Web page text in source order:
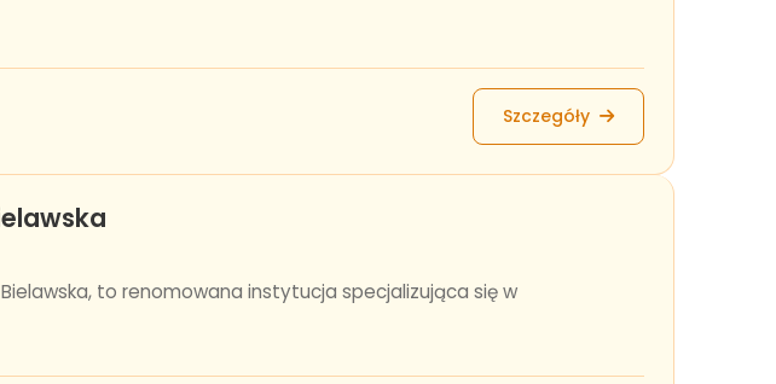
Szczegóły
to renomowana instytucja specjalizująca się w